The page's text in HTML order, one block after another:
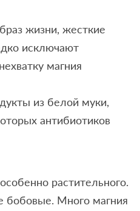
жизни, жесткие
исключают
магния
из белой муки,
антибиотиков
растительного.
бобовые. Много магния